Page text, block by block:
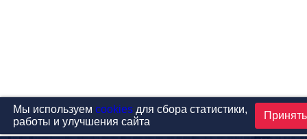
Мы используем cookiesдля сбора статистики,
работы и улучшения сайта
Принять